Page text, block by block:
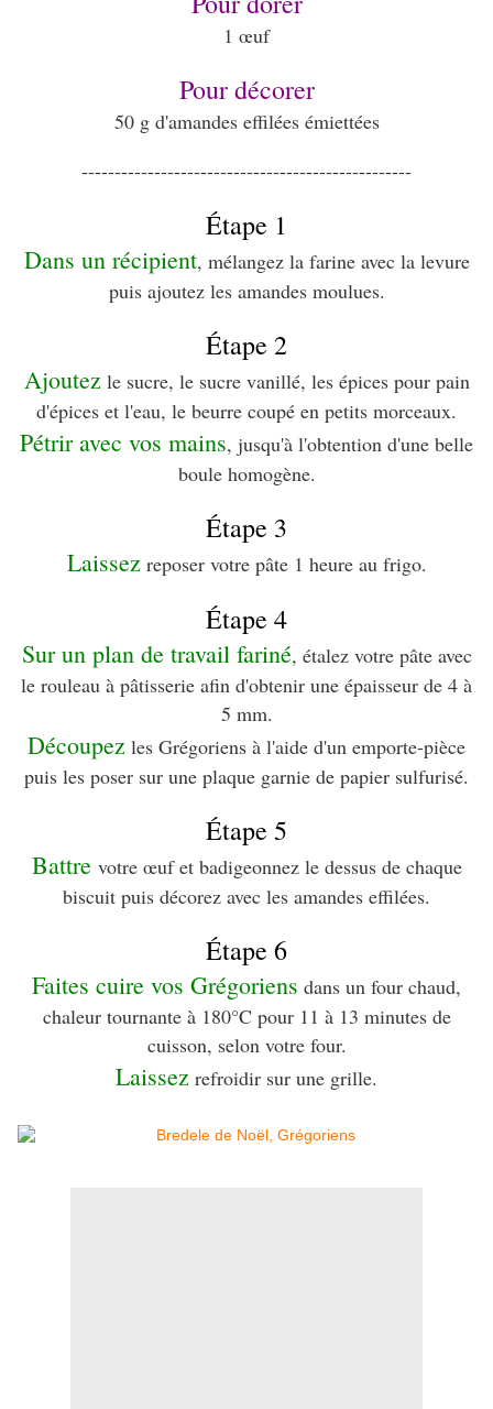
1 œuf
Pour décorer
50 g d'amandes effilées émiettées
--------------------------------------------------
Étape 1
Dans un récipient, mélangez la farine avec la levure
puis ajoutez les amandes moulues.
Étape 2
Ajoutezle sucre, le sucre vanillé, les épices pour pain
d'épices et l'eau, le beurre coupé en petits morceaux.
Pétrir avec vos mains, jusqu'à l'obtention d'une belle
boule homogène.
Étape 3
Laissezreposer votre pâte 1 heure au frigo.
Étape 4
Sur un plan de travail fariné, étalez votre pâte avec
le rouleau à pâtisserie afin d'obtenir une épaisseur de 4 à
5 mm.
Découpez les Grégoriens à l'aide d'un emporte-pièce
puis les poser sur une plaque garnie de papier sulfurisé.
Étape 5
Battre votre œuf et badigeonnez le dessus de chaque
biscuit puis décorez avec les amandes effilées.
Étape 6
Faites cuire vos Grégoriens dans un four chaud,
chaleur tournante à 180°C pour 11 à 13 minutes de
cuisson, selon votre four.
Laissez refroidir sur une grille.